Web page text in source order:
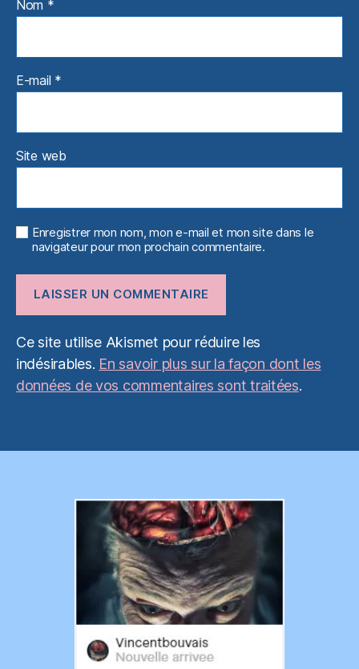
Nom *
E-mail *
Site web
Enregistrer mon nom, mon e-mail et mon site dans le
navigateur pour mon prochain commentaire.
Ce site utilise Akismet pour réduire les
indésirables. En savoir plus sur la façon dont les
données de vos commentaires sont traitées.